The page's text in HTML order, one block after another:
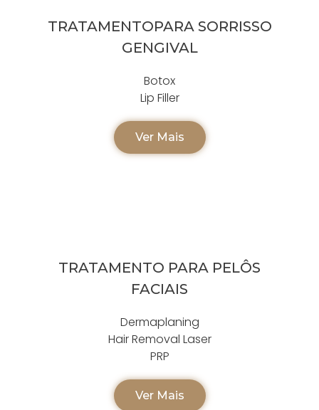
TRATAMENTOPARA SORRISSO
GENGIVAL
Botox
Lip Filler
Ver Mais
TRATAMENTO PARA PELÔS
FACIAIS
Dermaplaning
Hair Removal Laser
PRP
Ver Mais